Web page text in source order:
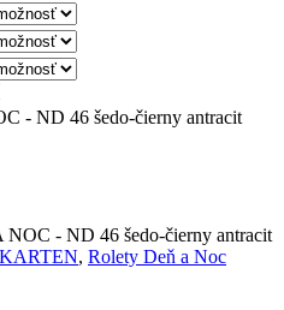
- ND 46 šedo-čierny antracit
NOC - ND 46 šedo-čierny antracit
, Rolety Deň a Noc